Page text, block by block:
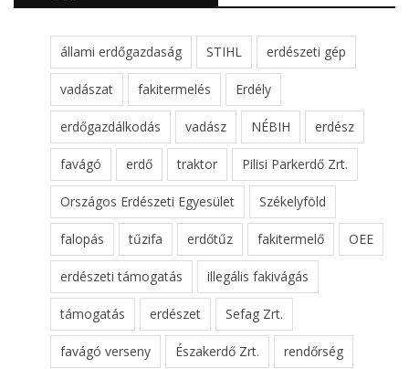
állami erdőgazdaság STIHL erdészeti gép
vadászat fakitermelés Erdély
erdőgazdálkodás vadász NÉBIH erdész
favágó erdő traktor Pilisi Parkerdő Zrt.
Országos Erdészeti Egyesület Székelyföld
falopás tűzifa erdőtűz fakitermelő OEE
erdészeti támogatás illegális fakivágás
támogatás erdészet Sefag Zrt.
favágó verseny Északerdő Zrt. rendőrség